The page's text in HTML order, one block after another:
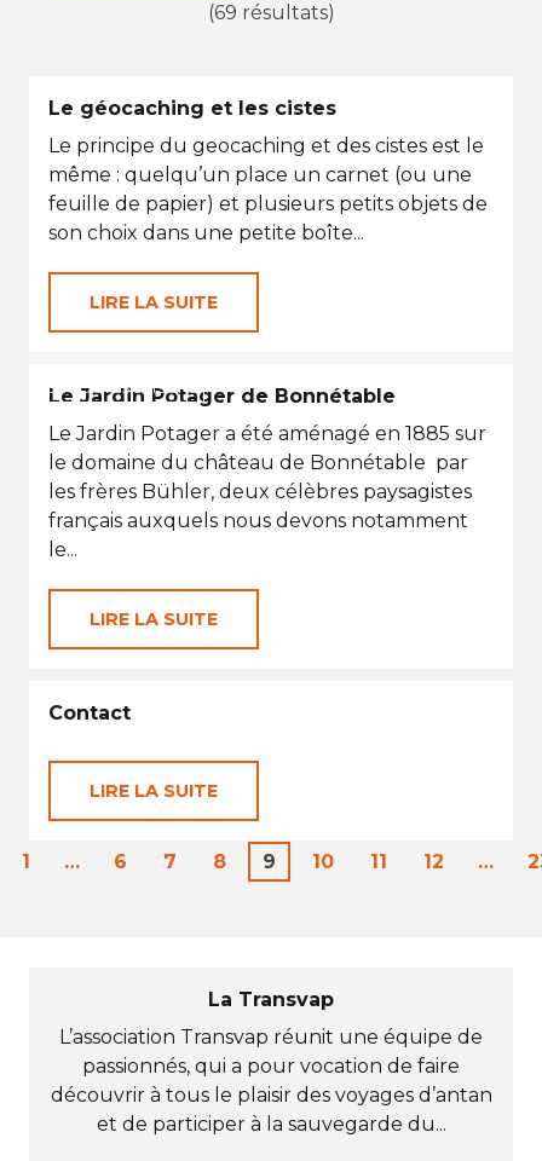
(69 résultats)
Le géocaching et les cistes
Le principe du geocaching et des cistes est le
même : quelqu’un place un carnet (ou une
feuille de papier) et plusieurs petits objets de
son choix dans une petite boîte...
LIRE LA SUITE
EN TOUTES SAISONS
Le Jardin Potager de Bonnétable
Le Jardin Potager a été aménagé en 1885 sur
le domaine du château de Bonnétable par
les frères Bühler, deux célèbres paysagistes
français auxquels nous devons notamment
le...
LIRE LA SUITE
Contact
LIRE LA SUITE
1 … 6 7 8 9 10 11 12 …
La Transvap
L’association Transvap réunit une équipe de
passionnés, qui a pour vocation de faire
découvrir à tous le plaisir des voyages d’antan
et de participer à la sauvegarde du...